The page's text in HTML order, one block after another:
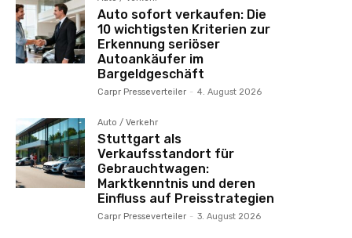
Auto sofort verkaufen: Die
10 wichtigsten Kriterien zur
Erkennung seriöser
Autoankäufer im
Bargeldgeschäft
Carpr Presseverteiler - 4. August 2026
Auto / Verkehr
Stuttgart als
Verkaufsstandort für
Gebrauchtwagen:
Marktkenntnis und deren
Einfluss auf Preisstrategien
Carpr Presseverteiler - 3. August 2026